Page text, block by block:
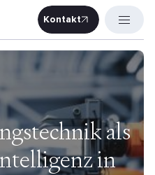
Kontakt
Kontakt
als
in